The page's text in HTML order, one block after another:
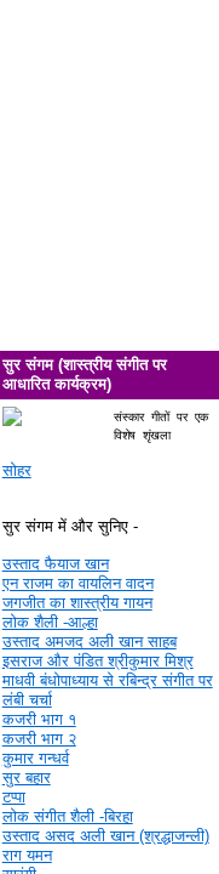
सुर संगम (शास्त्रीय संगीत पर
आधारित कार्यक्रम)
संस्कार गीतों पर एक
विशेष शृंखला
सोहर
सुर संगम में और सुनिए -
उस्ताद फैयाज खान
एन राजम का वायलिन वादन
जगजीत का शास्त्रीय गायन
लोक शैली -आल्हा
उस्ताद अमजद अली खान साहब
इसराज और पंडित श्रीकुमार मिश्र
माधवी बंधोपाध्याय से रबिन्द्र संगीत पर
लंबी चर्चा
कजरी भाग १
कजरी भाग २
कुमार गन्धर्व
सुर बहार
टप्पा
लोक संगीत शैली -बिरहा
उस्ताद असद अली खान (श्रद्धाजन्ली)
राग यमन